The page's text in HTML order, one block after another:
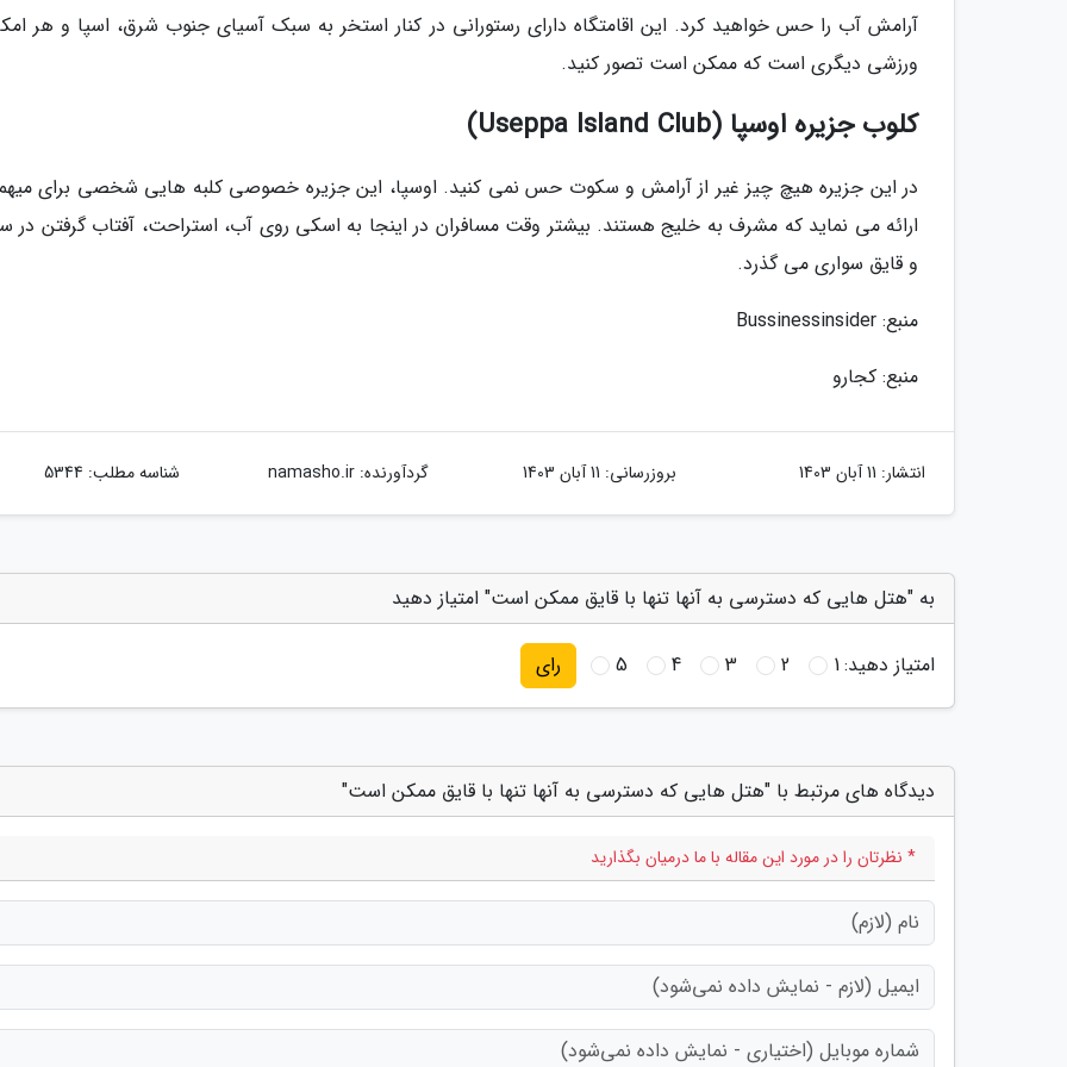
آرامش آب را حس خواهید کرد. این اقامتگاه دارای رستورانی در کنار استخر به سبک آسیای جنوب شرق، اسپا و هر
ورزشی دیگری است که ممکن است تصور کنید.
کلوب جزیره اوسپا (Useppa Island Club)
در این جزیره هیچ چیز غیر از آرامش و سکوت حس نمی کنید. اوسپا، این جزیره خصوصی کلبه هایی شخصی برای
ارائه می نماید که مشرف به خلیج هستند. بیشتر وقت مسافران در اینجا به اسکی روی آب، استراحت، آفتاب گرفتن در
و قایق سواری می گذرد.
منبع: Bussinessinsider
منبع: کجارو
انتشار: 11 آبان 1403 بروزرسانی: 11 آبان 1403 گردآورنده:namasho.ir شناسه مطلب: 5344
به "هتل هایی که دسترسی به آنها تنها با قایق ممکن است" امتیاز دهید
امتیاز دهید:1
2
3
4
5 رای
دیدگاه های مرتبط با "هتل هایی که دسترسی به آنها تنها با قایق ممکن است"
* نظرتان را در مورد این مقاله با ما درمیان بگذارید